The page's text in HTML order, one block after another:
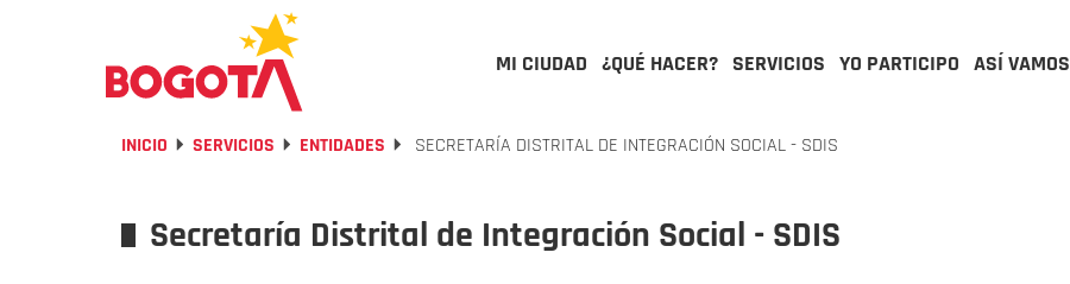
MI CIUDAD ¿QUÉ HACER? SERVICIOS YO PARTICIPO ASÍ VAMOS
INICIO SERVICIOS ENTIDADES SECRETARÍA DISTRITAL DE INTEGRACIÓN SOCIAL - SDIS
Secretaría Distrital de Integración Social - SDIS